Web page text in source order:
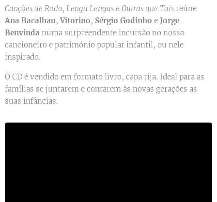
Canções de Roda, Lenga Lengas e Outras que Tais reúne
Ana Bacalhau,Vitorino, Sérgio Godinho e Jorge
Benvinda numa surpreendente incursão no nosso
cancioneiro e património popular infantil, ou nele
inspirado.
O CD é vendido em formato livro, capa rija. Ideal para as
famílias se juntarem e contarem às novas gerações as
suas infâncias.